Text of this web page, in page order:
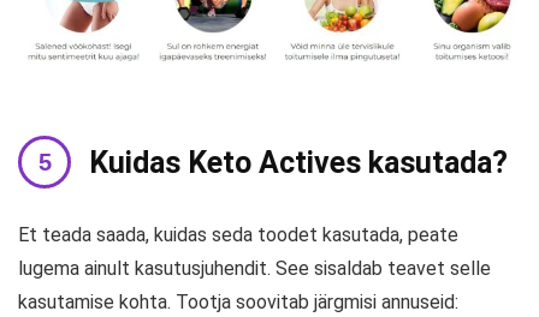
Kuidas Keto Actives kasutada?
Et teada saada, kuidas seda toodet kasutada, peate
lugema ainult kasutusjuhendit. See sisaldab teavet selle
kasutamise kohta. Tootja soovitab järgmisi annuseid: